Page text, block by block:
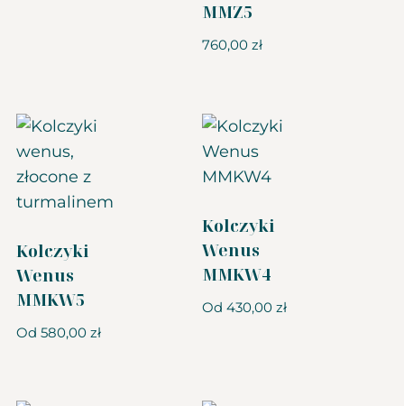
MMZ5
760,00 zł
Kolczyki
Wenus
MMKW5
Od 580,00 zł
Kolczyki
Wenus
MMKW4
Od 430,00 zł